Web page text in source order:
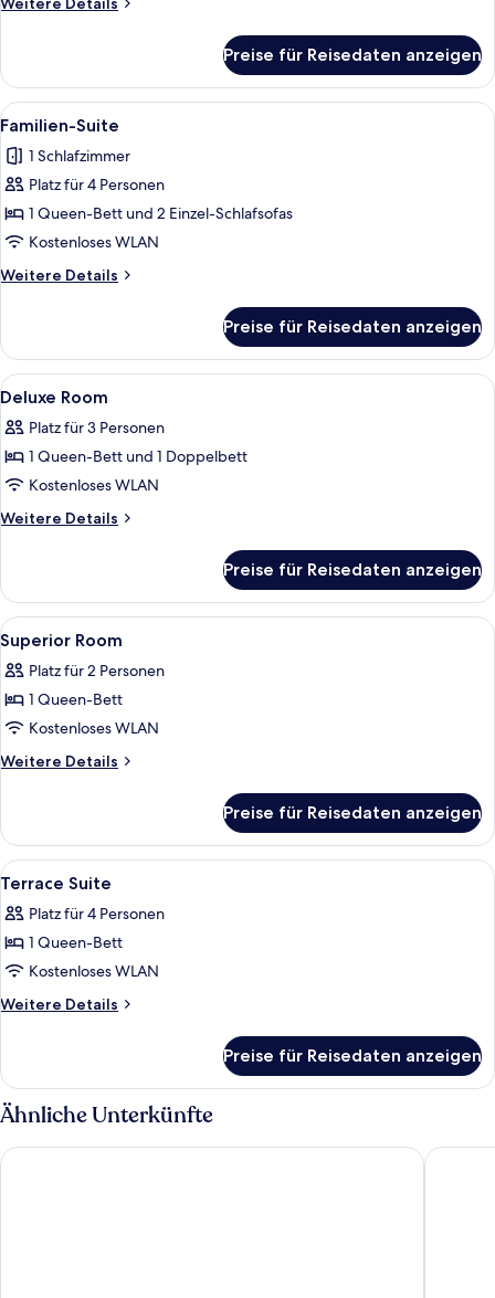
Suite
Preise für Reisedaten anzeigen
Alle
Fotos
für
Familien-
Suite
anzeigen
Ein Hotelzimmer mit einem großen
6
Familien-Suite
1 Schlafzimmer
Platz für 4 Personen
1 Queen-Bett und 2 Einzel-Schlafsofas
Kostenloses WLAN
Weitere Details
Weitere
Suite
Preise für Reisedaten anzeigen
Alle
Fotos
für
Deluxe
Room
anzeigen
Hochwertige Bettwaren, Minibar,
3
Deluxe Room
Platz für 3 Personen
1 Queen-Bett und 1 Doppelbett
Kostenloses WLAN
Weitere Details
Weitere
Room
Preise für Reisedaten anzeigen
Alle
Fotos
für
Superior
Room
anzeigen
Hochwertige Bettwaren, Minibar,
3
Superior Room
Platz für 2 Personen
1 Queen-Bett
Kostenloses WLAN
Weitere Details
Weitere
Room
Preise für Reisedaten anzeigen
Alle
Fotos
für
Terrace
Suite
anzeigen
Hochwertige Bettwaren, Minibar,
3
Terrace Suite
Platz für 4 Personen
1 Queen-Bett
Kostenloses WLAN
Weitere Details
Weitere
Suite
Preise für Reisedaten anzeigen
Ähnliche Unterkünfte
Ancere Thermal Hotel & Spa Kahra